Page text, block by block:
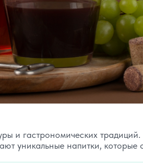
и гастрономических
уникальные напитки, которые